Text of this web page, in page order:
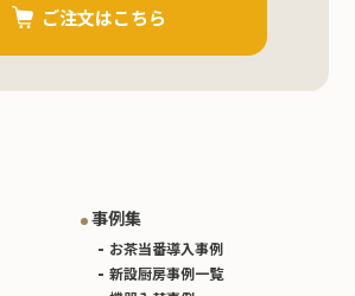
ご注文はこちら
事例集
お茶当番導入事例
新設厨房事例一覧